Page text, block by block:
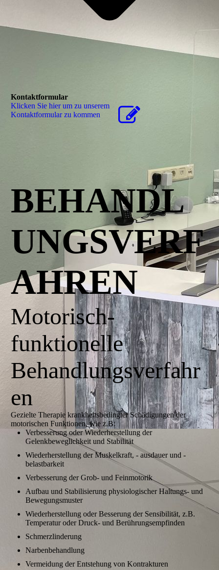
Kontaktformular
Klicken Sie hier um zu unserem
Kon­takt­for­mu­lar zu kommen
BEHANDL
UNGSVERF
AHREN
Motorisch-
funktionelle
Behandlungsverfahr
en
Gezielte Therapie krankheitsbedingter Schädigungen der
motorischen Funktionen, wie z.B:
Verbesserung oder Wiederherstellung der
Gelenkbeweglichkeit und Stabilität
Wiederherstellung der Muskelkraft, - ausdauer und -
belastbarkeit
Verbesserung der Grob- und Feinmotorik
Aufbau und Stabilisierung physiologischer Haltungs- und
Bewegungsmuster
Wiederherstellung oder Besserung der Sensibilität, z.B.
Temperatur oder Druck- und Berührungsempfinden
Schmerzlinderung
Narbenbehandlung
Vermeidung der Entstehung von Kontrakturen